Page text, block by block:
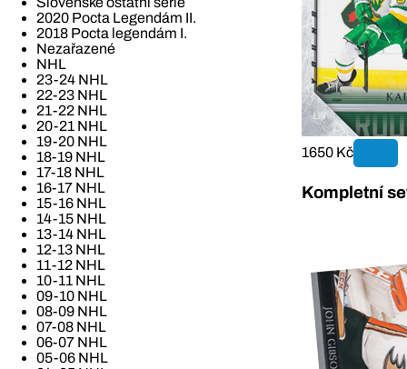
2020 Pocta Legendám II.
2018 Pocta legendám I.
Nezařazené
NHL
23-24 NHL
22-23 NHL
21-22 NHL
20-21 NHL
19-20 NHL
18-19 NHL
17-18 NHL
16-17 NHL
15-16 NHL
14-15 NHL
13-14 NHL
12-13 NHL
11-12 NHL
10-11 NHL
09-10 NHL
08-09 NHL
07-08 NHL
06-07 NHL
05-06 NHL
1650 Kč
Kompletní